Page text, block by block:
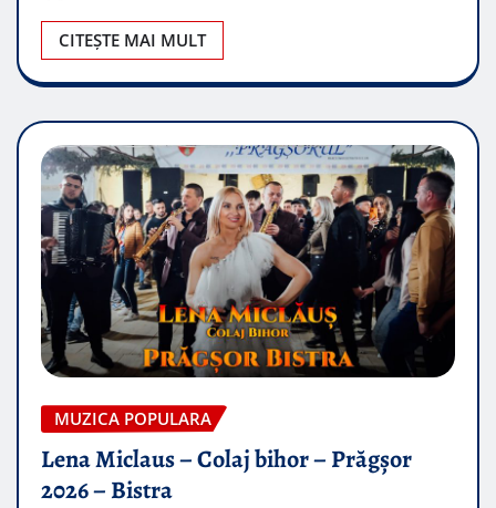
CITEȘTE MAI MULT
MUZICA POPULARA
Lena Miclaus – Colaj bihor – Prăgșor
2026 – Bistra